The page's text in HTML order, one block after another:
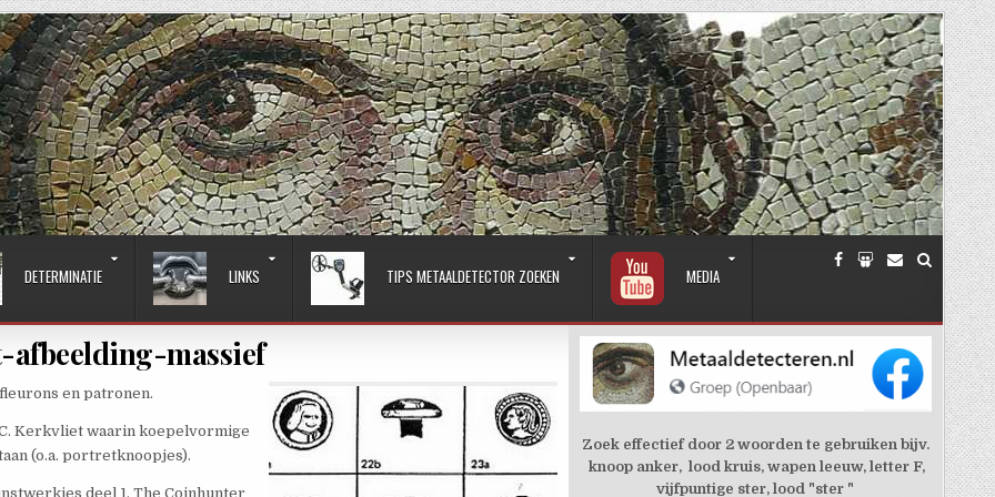
DETERMINATIE LINKS TIPS METAALDETECTOR ZOEKEN MEDIA
afbeelding-massief
en patronen.
Kerkvliet waarin koepelvormige
(o.a. portretknoopjes).
deel 1, The Coinhunter
Zoek effectief door 2 woorden te gebruiken bijv.
knoop anker, lood kruis, wapen leeuw, letter F,
vijfpuntige ster, lood "ster "